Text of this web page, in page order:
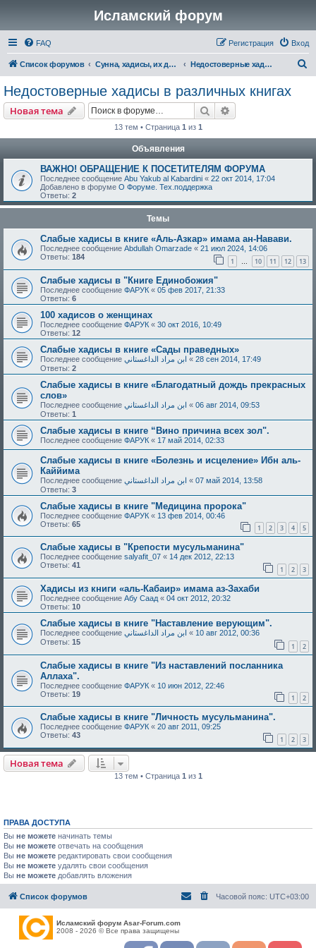
Исламский форум
FAQ Вход
Регистрация
Список форумов Сунна, хадисы, их достоверность и понимание Недостоверные хадисы в различных книгах
Недостоверные хадисы в различных книгах
Новая тема Поиск
13 тем • Страница 1 из 1
Объявления
ВАЖНО! ОБРАЩЕНИЕ К ПОСЕТИТЕЛЯМ ФОРУМА
Последнее сообщение Abu Yakub al Kabardini « 22 окт 2014, 17:04
Добавлено в форуме О Форуме. Тех.поддержка
Ответы: 2
Темы
Слабые хадисы в книге «Аль-Азкар» имама ан-Навави.
Последнее сообщение Abdullah Omarzade « 21 июл 2024, 14:06
Ответы: 184 1 … 10 11 12 13
Слабые хадисы в "Книге Единобожия"
Последнее сообщение ФАРУК « 05 фев 2017, 21:33
Ответы: 6
100 хадисов о женщинах
Последнее сообщение ФАРУК « 30 окт 2016, 10:49
Ответы: 12
Слабые хадисы в книге «Сады праведных»
Последнее сообщение ابن مراد الداغستاني « 28 сен 2014, 17:49
Ответы: 2
Слабые хадисы в книге «Благодатный дождь прекрасных
слов»
Последнее сообщение ابن مراد الداغستاني « 06 авг 2014, 09:53
Ответы: 1
Слабые хадисы в книге “Вино причина всех зол".
Последнее сообщение ФАРУК « 17 май 2014, 02:33
Слабые хадисы в книге «Болезнь и исцеление» Ибн аль-
Каййима
Последнее сообщение ابن مراد الداغستاني « 07 май 2014, 13:58
Ответы: 3
Слабые хадисы в книге "Медицина пророка"
Последнее сообщение ФАРУК « 13 фев 2014, 00:46
Ответы: 65 1 2 3 4 5
Слабые хадисы в "Крепости мусульманина"
Последнее сообщение salyafit_07 « 14 дек 2012, 22:13
Ответы: 41 1 2 3
Хадисы из книги «аль-Кабаир» имама аз-Захаби
Последнее сообщение Абу Саад « 04 окт 2012, 20:32
Ответы: 10
Слабые хадисы в книге "Наставление верующим".
Последнее сообщение ابن مراد الداغستاني « 10 авг 2012, 00:36
Ответы: 15 1 2
Слабые хадисы в книге "Из наставлений посланника
Аллаха".
Последнее сообщение ФАРУК « 10 июн 2012, 22:46
Ответы: 19 1 2
Слабые хадисы в книге "Личность мусульманина".
Последнее сообщение ФАРУК « 20 авг 2011, 09:25
Ответы: 43 1 2 3
Новая тема
13 тем • Страница 1 из 1
ПРАВА ДОСТУПА
Вы не можете начинать темы
Вы не можете отвечать на сообщения
Вы не можете редактировать свои сообщения
Вы не можете удалять свои сообщения
Вы не можете добавлять вложения
Список форумов Часовой пояс: UTC+03:00
Исламский форум Asar-Forum.com
2008 - 2026 © Все права защищены